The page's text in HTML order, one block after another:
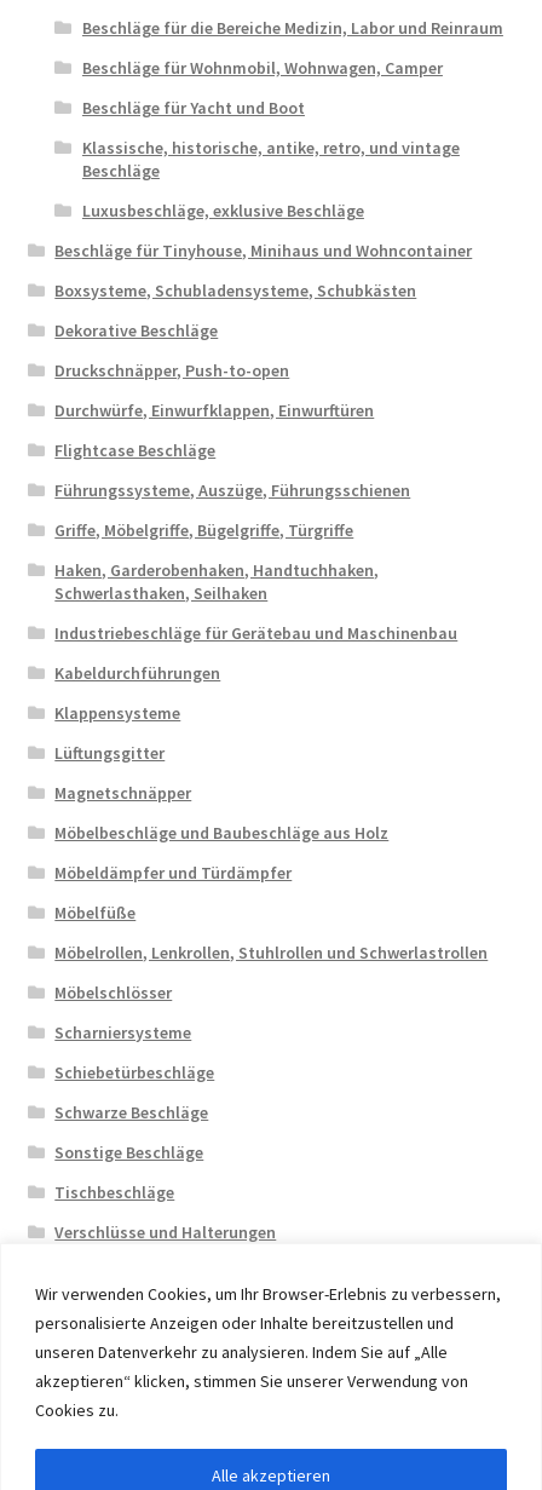
Wir verwenden Cookies, um Ihr Browser-Erlebnis zu verbessern,
personalisierte Anzeigen oder Inhalte bereitzustellen und
unseren Datenverkehr zu analysieren. Indem Sie auf „Alle
akzeptieren“ klicken, stimmen Sie unserer Verwendung von
Cookies zu.
Alle akzeptieren
Beschläge für die Bereiche Medizin, Labor und Reinraum
Beschläge für Wohnmobil, Wohnwagen, Camper
Beschläge für Yacht und Boot
Klassische, historische, antike, retro, und vintage
Beschläge
Luxusbeschläge, exklusive Beschläge
Beschläge für Tinyhouse, Minihaus und Wohncontainer
Boxsysteme, Schubladensysteme, Schubkästen
Dekorative Beschläge
Druckschnäpper, Push-to-open
Durchwürfe, Einwurfklappen, Einwurftüren
Flightcase Beschläge
Führungssysteme, Auszüge, Führungsschienen
Griffe, Möbelgriffe, Bügelgriffe, Türgriffe
Haken, Garderobenhaken, Handtuchhaken,
Schwerlasthaken, Seilhaken
Industriebeschläge für Gerätebau und Maschinenbau
Kabeldurchführungen
Klappensysteme
Lüftungsgitter
Magnetschnäpper
Möbelbeschläge und Baubeschläge aus Holz
Möbeldämpfer und Türdämpfer
Möbelfüße
Möbelrollen, Lenkrollen, Stuhlrollen und Schwerlastrollen
Möbelschlösser
Scharniersysteme
Schiebetürbeschläge
Schwarze Beschläge
Sonstige Beschläge
Tischbeschläge
Verschlüsse und Halterungen
© 2026 Eruon Trade UG, Germany, member of the ERUON